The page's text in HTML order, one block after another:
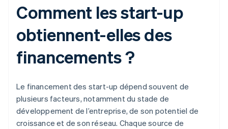
Comment les start-up
obtiennent-elles des
financements ?
Le financement des start-up dépend souvent de
plusieurs facteurs, notamment du stade de
développement de l’entreprise, de son potentiel de
croissance et de son réseau. Chaque source de